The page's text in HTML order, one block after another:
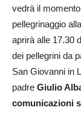
vedrà il
pellegrinaggio
aprirà alle 17.30
dei pellegrini da
San Giovanni in
padre Giulio
comunicazioni